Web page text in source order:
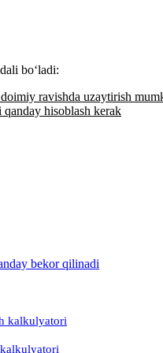
boʻladi:
ravishda uzaytirish
hisoblash kerak
bekor qilinadi
kalkulyatori
kalkulyatori